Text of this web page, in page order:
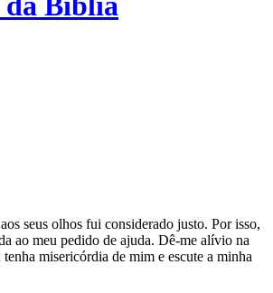
seus olhos fui considerado justo. Por isso,
ao meu pedido de ajuda. Dê-me alívio na
misericórdia de mim e escute a minha